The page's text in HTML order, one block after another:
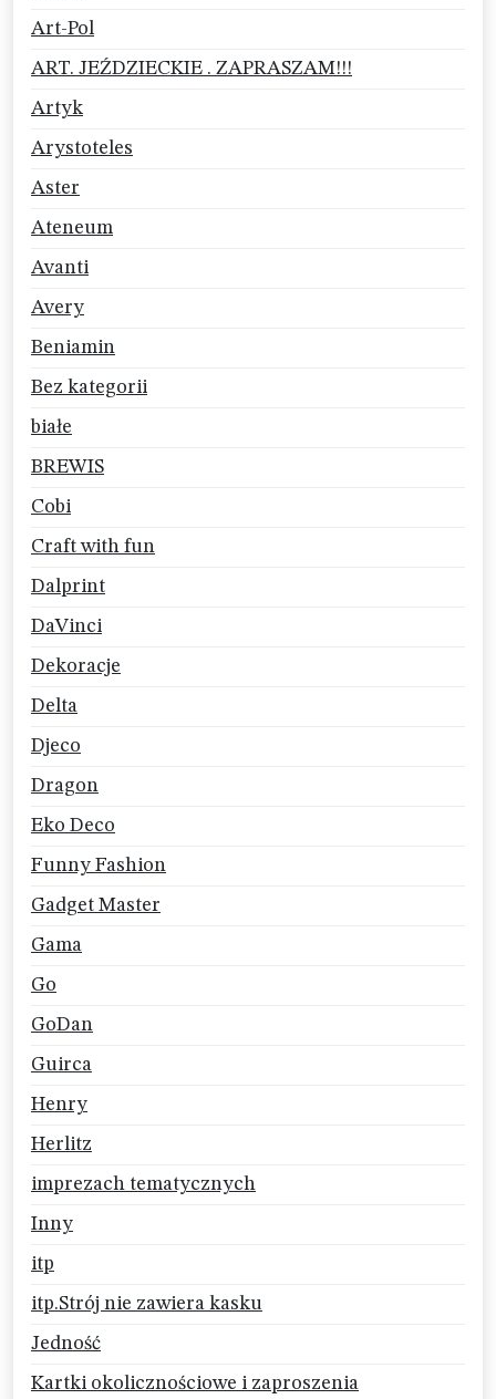
Art-Pol
ART. JEŹDZIECKIE . ZAPRASZAM!!!
Artyk
Arystoteles
Aster
Ateneum
Avanti
Avery
Beniamin
Bez kategorii
białe
BREWIS
Cobi
Craft with fun
Dalprint
DaVinci
Dekoracje
Delta
Djeco
Dragon
Eko Deco
Funny Fashion
Gadget Master
Gama
Go
GoDan
Guirca
Henry
Herlitz
imprezach tematycznych
Inny
itp
itp.Strój nie zawiera kasku
Jedność
Kartki okolicznościowe i zaproszenia